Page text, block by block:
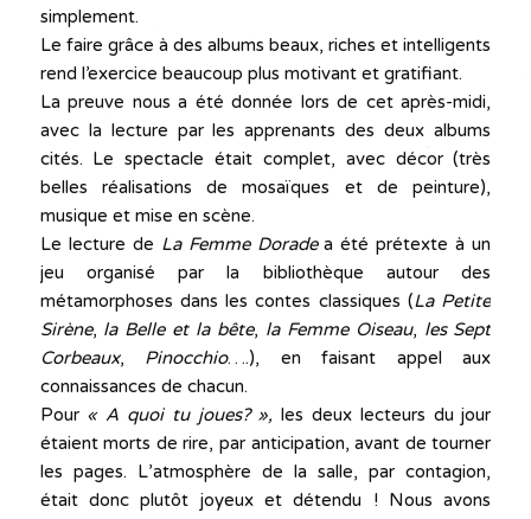
simplement.
Le faire grâce à des albums beaux, riches et intelligents
rend l’exercice beaucoup plus motivant et gratifiant.
La preuve nous a été donnée lors de cet après-midi,
avec la lecture par les apprenants des deux albums
cités. Le spectacle était complet, avec décor (très
belles réalisations de mosaïques et de peinture),
musique et mise en scène.
Le lecture de La Femme Doradea été prétexte à un
jeu organisé par la bibliothèque autour des
métamorphoses dans les contes classiques (La Petite
Sirène, la Belle et la bête, la Femme Oiseau, les Sept
Corbeaux, Pinocchio….), en faisant appel aux
connaissances de chacun.
Pour « A quoi tu joues? », les deux lecteurs du jour
étaient morts de rire, par anticipation, avant de tourner
les pages. L’atmosphère de la salle, par contagion,
était donc plutôt joyeux et détendu ! Nous avons